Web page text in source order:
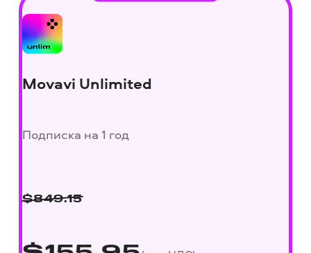
Movavi Unlimited
Подписка на 1 год
$849.15